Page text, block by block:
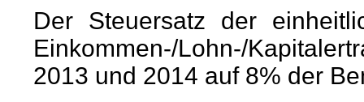
Der Steuersatz der
Einkommen-/Lohn-/
2013 und 2014 auf 8% der